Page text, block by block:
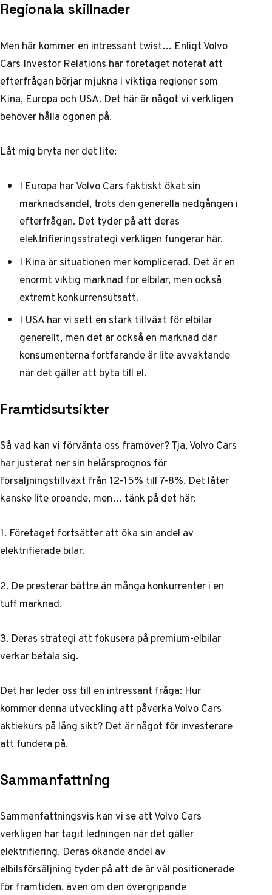
Regionala skillnader
Men här kommer en intressant twist… EnligtVolvo
Cars Investor Relations har företaget noterat att
efterfrågan börjar mjukna i viktiga regioner som
Kina, Europa och USA. Det här är något vi verkligen
behöver hålla ögonen på.
Låt mig bryta ner det lite:
I Europa har Volvo Cars faktiskt ökat sin
marknadsandel, trots den generella nedgången i
efterfrågan. Det tyder på att deras
elektrifieringsstrategi verkligen fungerar här.
I Kina är situationen mer komplicerad. Det är en
enormt viktig marknad för elbilar, men också
extremt konkurrensutsatt.
I USA har vi sett en stark tillväxt för elbilar
generellt, men det är också en marknad där
konsumenterna fortfarande är lite avvaktande
när det gäller att byta till el.
Framtidsutsikter
Så vad kan vi förvänta oss framöver? Tja, Volvo Cars
har justerat ner sin helårsprognos för
försäljningstillväxt från 12-15% till 7-8%. Det låter
kanske lite oroande, men… tänk på det här:
1. Företaget fortsätter att öka sin andel av
elektrifierade bilar.
2. De presterar bättre än många konkurrenter i en
tuff marknad.
3. Deras strategi att fokusera på premium-elbilar
verkar betala sig.
Det här leder oss till en intressant fråga: Hur
kommer denna utveckling att påverkaVolvo Cars
aktiekurs på lång sikt? Det är något för investerare
att fundera på.
Sammanfattning
Sammanfattningsvis kan vi se att Volvo Cars
verkligen har tagit ledningen när det gäller
elektrifiering. Deras ökande andel av
elbilsförsäljning tyder på att de är väl positionerade
för framtiden, även om den övergripande